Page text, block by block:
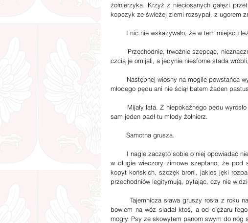
żołnierzyka. Krzyż z nieciosanych gałęzi
kopczyk ze świeżej ziemi rozsypał, z ugorem
I nic nie wskazywało, że w tem miejscu
czcią je omijali, a jedynie niesforne stada
młodego pędu ani nie ściął batem żaden
sam jeden padł tu młody żołnierz.
        Samotna grusza.
w długie wieczory zimowe szeptano, że pod
kopyt końskich, szczęk broni, jakieś jęki
przechodniów legitymują, pytając, czy nie
        Tajemnicza sława gruszy rosła z roku na rok. Nikt koło niej nocą nie przeszedł, nikt nie przejechał,
bowiem na wóz siadał ktoś, a od ciężaru
mogły. Psy ze skowytem panom swym do nóg